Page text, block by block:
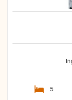
5